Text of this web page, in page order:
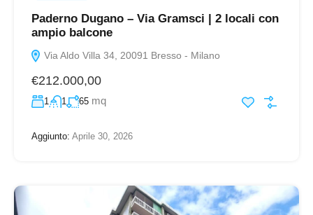
Paderno Dugano – Via Gramsci | 2 locali con
ampio balcone
Via Aldo Villa 34, 20091 Bresso - Milano
€212.000,00
1 1 65 mq
Aggiunto: Aprile 30, 2026